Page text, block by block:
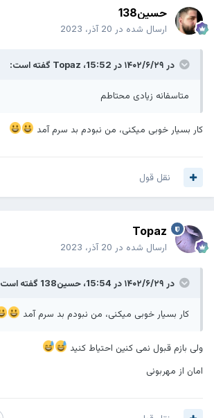
حسین138
ارسال شده در 20 آذر، 2023
در ۱۴۰۲/۶/۲۹ در 15:52، Topazگفته است:
متاسفانه زیادی محتاطم
کار بسیار خوبی میکنی، من نبودم بد سرم آمد
نقل قول
Topaz
ارسال شده در 20 آذر، 2023
در ۱۴۰۲/۶/۲۹ در 15:54، حسین138 گفته است:
کار بسیار خوبی میکنی، من نبودم بد سرم آمد
ولی بازم قبول نمی کنین احتیاط کنید
امان از مهربونی